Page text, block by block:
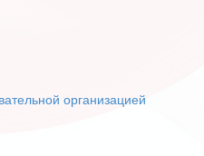
организацией